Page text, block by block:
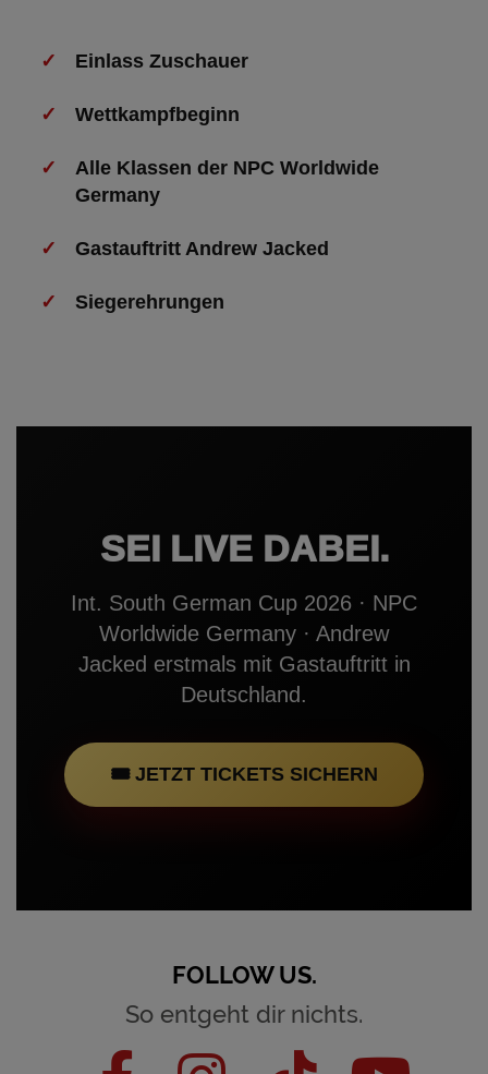
Einlass Zuschauer
Wettkampfbeginn
Alle Klassen der NPC Worldwide
Germany
Gastauftritt Andrew Jacked
Siegerehrungen
SEI LIVE DABEI.
Int. South German Cup 2026 · NPC
Worldwide Germany · Andrew
Jacked erstmals mit Gastauftritt in
Deutschland.
🎟 JETZT TICKETS SICHERN
FOLLOW US.
So entgeht dir nichts.